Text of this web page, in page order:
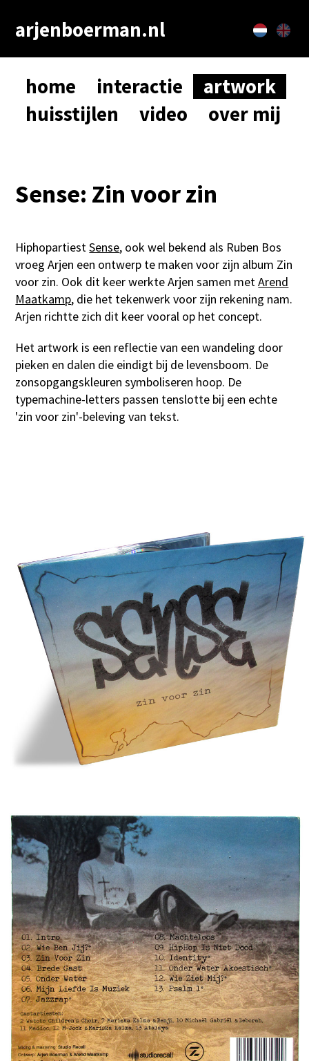
arjenboerman.nl
home interactie
artwork
huisstijlen
video over mij
Sense: Zin voor zin
HiphopartiestSense, ook wel bekend als Ruben Bos
vroeg Arjen een ontwerp te maken voor zijn album Zin
voor zin. Ook dit keer werkte Arjen samen metArend
Maatkamp, die het tekenwerk voor zijn rekening nam.
Arjen richtte zich dit keer vooral op het concept.
Het artwork is een reflectie van een wandeling door
pieken en dalen die eindigt bij de levensboom. De
zonsopgangskleuren symboliseren hoop. De
typemachine-letters passen tenslotte bij een echte
'zin voor zin'-beleving van tekst.